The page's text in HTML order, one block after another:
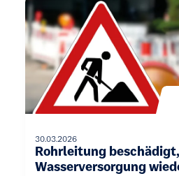
30.03.2026
Rohrleitung beschädigt,
Wasserversorgung